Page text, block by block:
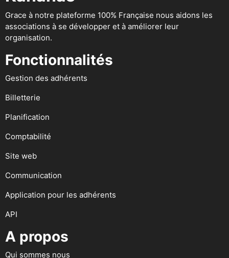
Grace à notre plateforme 100% Française nous aidons les
associations à se développer et à améliorer leur
organisation.
Fonctionnalités
Gestion des adhérents
Billetterie
Planification
Comptabilité
Site web
Communication
Application pour les adhérents
API
A propos
Qui sommes nous